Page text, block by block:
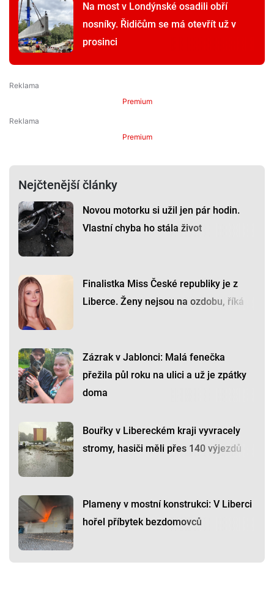
Na most v Londýnské osadili obří
nosníky. Řidičům se má otevřít už v
prosinci
Premium
Premium
Nejčtenější články
Novou motorku si užil jen pár hodin.
Vlastní chyba ho stála život
Finalistka Miss České republiky je z
Liberce. Ženy nejsou na ozdobu, říká
Zázrak v Jablonci: Malá fenečka
přežila půl roku na ulici a už je zpátky
doma
Bouřky v Libereckém kraji vyvracely
stromy, hasiči měli přes 140 výjezdů
Plameny v mostní konstrukci: V Liberci
hořel příbytek bezdomovců